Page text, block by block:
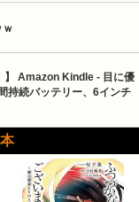
ｗ
】 Amazon Kindle - 目に優
持続バッテリー、6インチ